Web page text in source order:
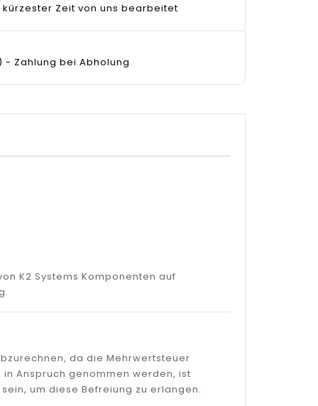
Zeit von uns bearbeitet
- Zahlung bei Abholung
K2 Systems Komponenten auf
da die Mehrwertsteuer
in Anspruch genommen werden, ist
um diese Befreiung zu erlangen.